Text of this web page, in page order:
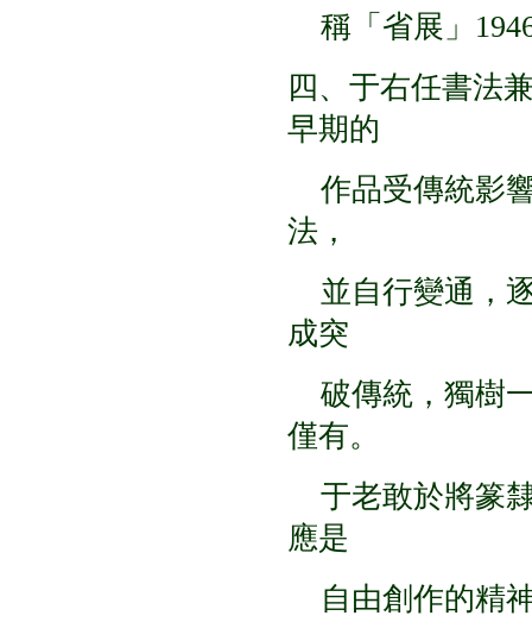
稱「省展」
四、于右任書法
早期的
作品受傳統影
法，
並自行變通，
成突
破傳統，獨樹
僅有。
于老敢於將篆
應是
自由創作的精